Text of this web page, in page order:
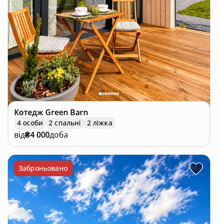
Котедж Green Barn
4 особи 2 спальні 2 ліжка
від₴4 000доба
Заброньовано